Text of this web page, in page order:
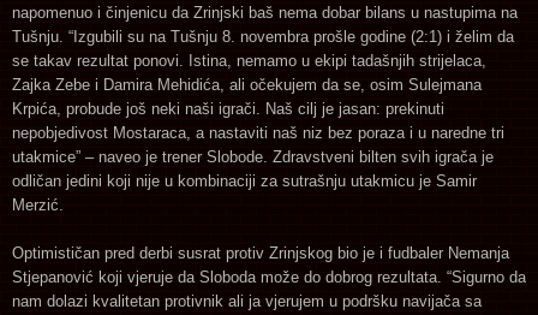
napomenuo i činjenicu da Zrinjski baš nema dobar bilans u nastupima na
Tušnju. “Izgubili su na Tušnju 8. novembra prošle godine (2:1) i želim da
se takav rezultat ponovi. Istina, nemamo u ekipi tadašnjih strijelaca,
Zajka Zebe i Damira Mehidića, ali očekujem da se, osim Sulejmana
Krpića, probude još neki naši igrači. Naš cilj je jasan: prekinuti
nepobjedivost Mostaraca, a nastaviti naš niz bez poraza i u naredne tri
utakmice” – naveo je trener Slobode. Zdravstveni bilten svih igrača je
odličan jedini koji nije u kombinaciji za sutrašnju utakmicu je Samir
Merzić.
Optimističan pred derbi susrat protiv Zrinjskog bio je i fudbaler Nemanja
Stjepanović koji vjeruje da Sloboda može do dobrog rezultata. “Sigurno da
nam dolazi kvalitetan protivnik ali ja vjerujem u podršku navijača sa